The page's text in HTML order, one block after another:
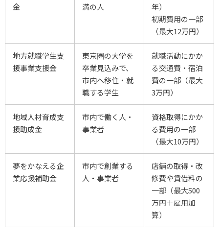
金
満の人
年）
初期費用の一部
（最大12万円）
地方就職学生支
援事業支援金
東京圏の大学を
卒業見込みで、
市内へ移住・就
職する学生
就職活動にかか
る交通費・宿泊
費の一部（最大
3万円）
地域人材育成支
援助成金
市内で働く人・
事業者
資格取得にかか
る費用の一部
（最大10万円）
夢をかなえる企
業応援補助金
市内で創業する
人・事業者
店舗の取得・改
修費や賃借料の
一部（最大500
万円＋雇用加
算）